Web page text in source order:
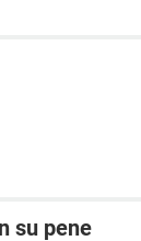
su pene